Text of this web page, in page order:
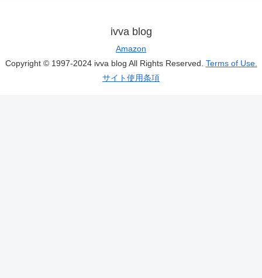
ivva blog
Amazon
Copyright © 1997-2024 ivva blog All Rights Reserved. Terms of Use.
サイト使用条項